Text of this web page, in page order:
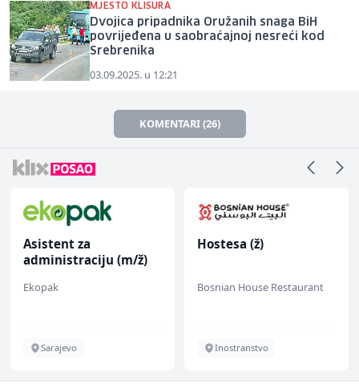
MJESTO KLISURA
Dvojica pripadnika Oružanih snaga BiH
povrijeđena u saobraćajnoj nesreći kod
Srebrenika
03.09.2025. u 12:21
KOMENTARI (26)
Asistent za
administraciju (m/ž)
Ekopak
Sarajevo
Hostesa (ž)
Bosnian House Restaurant
Inostranstvo